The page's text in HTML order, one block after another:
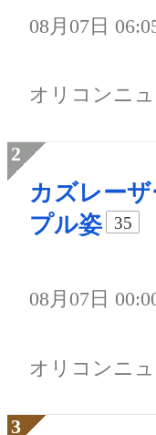
08月07日
オリコンニ
カズレー
プル姿
35
08月07日
オリコンニ